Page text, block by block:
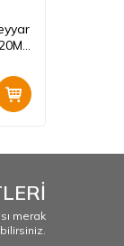
merak